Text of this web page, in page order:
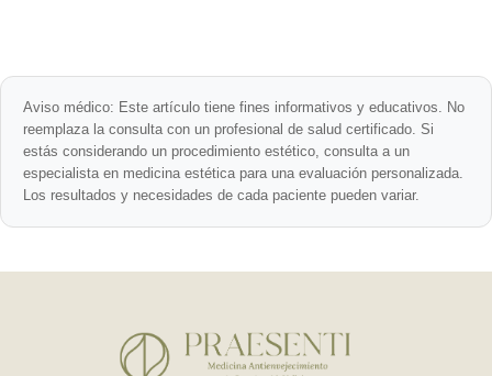
Aviso médico: Este artículo tiene fines informativos y educativos. No
reemplaza la consulta con un profesional de salud certificado. Si
estás considerando un procedimiento estético, consulta a un
especialista en medicina estética para una evaluación personalizada.
Los resultados y necesidades de cada paciente pueden variar.